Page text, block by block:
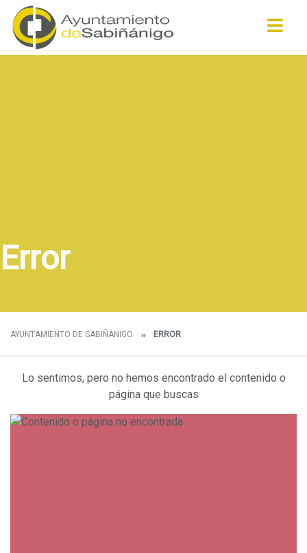
Error
AYUNTAMIENTO DE SABIÑÁNIGO ERROR
Lo sentimos, pero no hemos encontrado el contenido o
página que buscas